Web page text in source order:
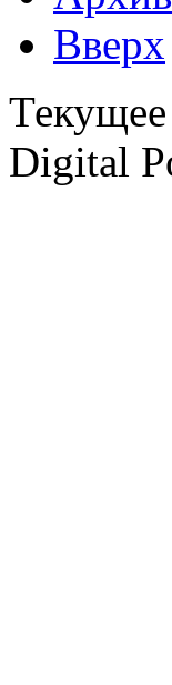
Вверх
Digital